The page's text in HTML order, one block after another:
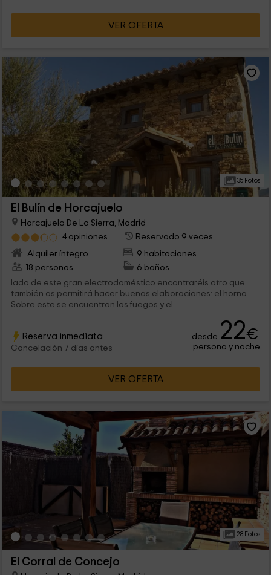
VER OFERTA
35 Fotos
El Bulín de Horcajuelo
Horcajuelo De La Sierra, Madrid
4 opiniones
Reservado 9 veces
Alquiler íntegro
9 habitaciones
18 personas
6 baños
lado de este gran electrodoméstico encontraréis otro que
también os permitirá hacer buenas elaboraciones: el horno.
Sobre este se encuentran los fuegos y el...
Reserva inmediata
Cancelación 7 días antes
desde 22€
persona y noche
VER OFERTA
28 Fotos
El Corral de Concejo